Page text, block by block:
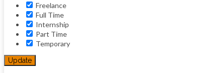
Freelance
Full Time
Internship
Part Time
Temporary
Update